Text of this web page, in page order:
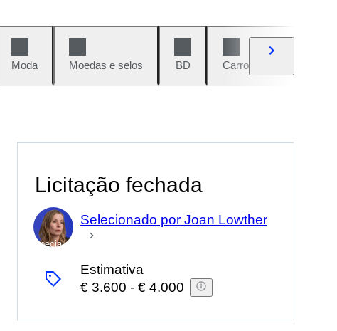
Moda Moedas e selos BD Carros e motos
Licitação fechada
Especialista
Selecionado por Joan Lowther
Estimativa
€ 3.600 - € 4.000